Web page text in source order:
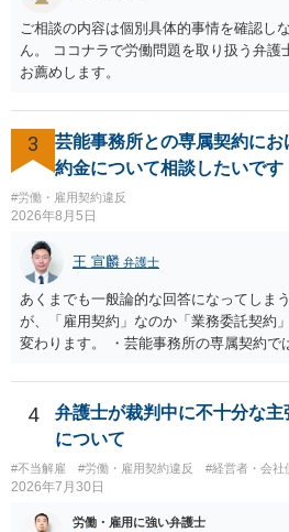
ご相談の内容は個別具体的事情を確認し
ん。 ココナラで労働問題を取り扱う弁護
お薦めします。
3
芸能事務所との専属契約に
約金について相談したいです
#労働・雇用契約違反
2026年8月5日
王 宣麟 弁護士
あくまでも一般論的な回答になってしま
が、「雇用契約」なのか「業務委託契約
変わります。 ・芸能事務所の専属契約で
務上よくあるからといって当然に適法と
害との対応関係や合理性が重要です。
に有効になるわけではありません。契約
損害と比べて過大なら無効や減額が争点
交渉は一般的です。 交渉の方向としては
ースにする、算定根拠を明確化する、違
4
弁護士が裁判中に不十分な
について
#不当解雇 #労働・雇用契約違反 #経営者・会社
2026年7月30日
労働・雇用に強い弁護士